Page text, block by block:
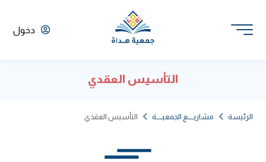
دخول
التأسيس العقدي
الرئيسة مشاريـــــع الجمعيـــــة التأسيس العقدي